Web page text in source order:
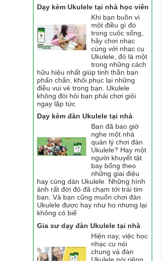
Dạy kèm Ukulele tại nhà học viên
Khi bạn buồn vì
một điều gì đó
trong cuộc sống,
hãy chơi nhạc
cùng với nhạc cụ
Ukulele, đó là một
trong những cách
hữu hiệu nhất giúp tinh thần bạn
phấn chấn, khôi phục lại những
điều vui vẻ trong bạn. Ukulele
không đòi hỏi bạn phải chơi giỏi
ngay lập tức
Dạy kèm đàn Ukulele tại nhà
Bạn đã bao giờ
nghe một nhà
quản lý chơi đàn
Ukulele? Hay một
người khuyết tật
bay bổng theo
những giai điệu
hay cùng dàn Ukulele. Những hình
ảnh rất đời đó đã chạm tới trái tim
bạn. Và bạn cũng muốn chơi đàn
Ukulele được hay như họ nhưng lại
không có biế
Gia sư dạy đàn Ukulele tại nhà
Hiện nay, việc học
nhạc cụ nói
chung và đàn
Ukulele nói riêng